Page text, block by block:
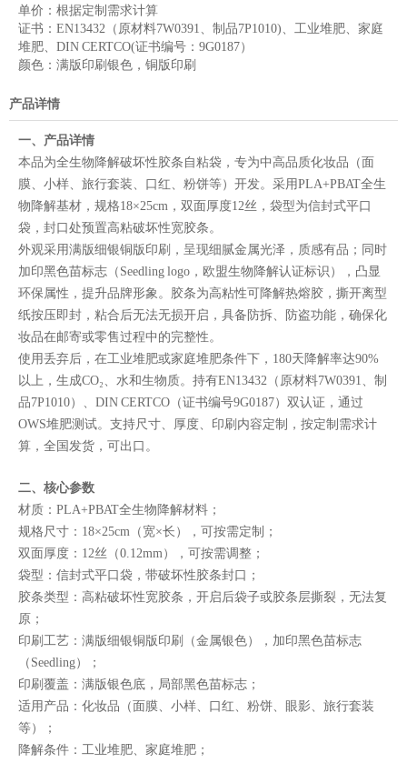
单价： 根据定制需求计算
证书： EN13432（原材料7W0391、制品7P1010)、工业堆肥、家庭
堆肥、DIN CERTCO(证书编号：9G0187）
颜色： 满版印刷银色，铜版印刷
产品详情
一、产品详情
本品为全生物降解破坏性胶条自粘袋，专为中高品质化妆品（面
膜、小样、旅行套装、口红、粉饼等）开发。采用PLA+PBAT全生
物降解基材，规格18×25cm，双面厚度12丝，袋型为信封式平口
袋，封口处预置高粘破坏性宽胶条。
外观采用满版细银铜版印刷，呈现细腻金属光泽，质感有品；同时
加印黑色苗标志（Seedling logo，欧盟生物降解认证标识），凸显
环保属性，提升品牌形象。胶条为高粘性可降解热熔胶，撕开离型
纸按压即封，粘合后无法无损开启，具备防拆、防盗功能，确保化
妆品在邮寄或零售过程中的完整性。
使用丢弃后，在工业堆肥或家庭堆肥条件下，180天降解率达90%
以上，生成CO₂、水和生物质。持有EN13432（原材料7W0391、制
品7P1010）、DIN CERTCO（证书编号9G0187）双认证，通过
OWS堆肥测试。支持尺寸、厚度、印刷内容定制，按定制需求计
算，全国发货，可出口。
二、核心参数
材质：PLA+PBAT全生物降解材料；
规格尺寸：18×25cm（宽×长），可按需定制；
双面厚度：12丝（0.12mm），可按需调整；
袋型：信封式平口袋，带破坏性胶条封口；
胶条类型：高粘破坏性宽胶条，开启后袋子或胶条层撕裂，无法复
原；
印刷工艺：满版细银铜版印刷（金属银色），加印黑色苗标志
（Seedling）；
印刷覆盖：满版银色底，局部黑色苗标志；
适用产品：化妆品（面膜、小样、口红、粉饼、眼影、旅行套装
等）；
降解条件：工业堆肥、家庭堆肥；